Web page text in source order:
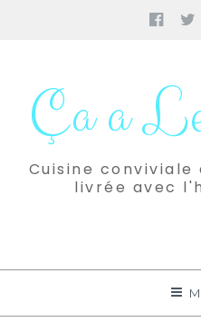
contenuÇa a
Cuisine
livrée avec